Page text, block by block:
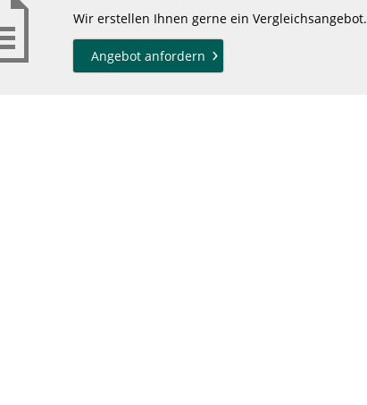
Wir erstellen Ihnen gerne ein Vergleichsangebot.
Angebot anfordern